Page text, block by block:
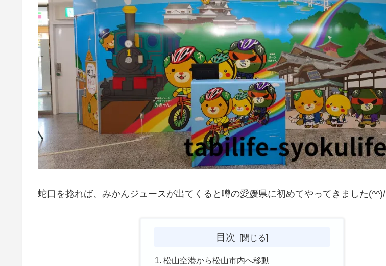
蛇口を捻れば、みかんジュースが出てくると噂の愛媛県に初めてやってきました(^^)/
目次
松山空港から松山市内へ移動